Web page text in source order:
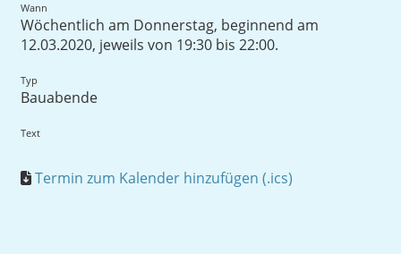
Wann
Wöchentlich am Donnerstag, beginnend am
12.03.2020, jeweils von 19:30 bis 22:00.
Typ
Bauabende
Text
Termin zum Kalender hinzufügen (.ics)